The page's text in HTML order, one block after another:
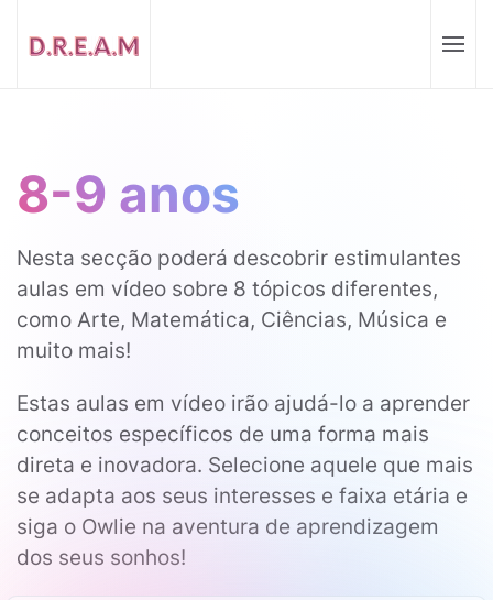
8-9 anos
Nesta secção poderá descobrir estimulantes
aulas em vídeo sobre 8 tópicos diferentes,
como Arte, Matemática, Ciências, Música e
muito mais!
Estas aulas em vídeo irão ajudá-lo a aprender
conceitos específicos de uma forma mais
direta e inovadora. Selecione aquele que mais
se adapta aos seus interesses e faixa etária e
siga o Owlie na aventura de aprendizagem
dos seus sonhos!